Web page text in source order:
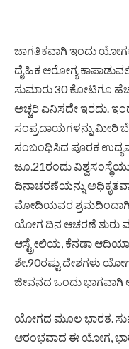
ಜಾಗತಿಕವಾಗಿ ಇಂದು
ದೈಹಿಕ ಆರೋಗ್ಯ
ಸುಮಾರು 30 ಕೋಟಿಗೂ
ಅಚ್ಚರಿ ಎನಿಸದೇ ಇರದು.
ಸಂಪ್ರದಾಯಗಳನ್ನು ಮೀರಿ
ಸಂಬಂಧಿಸಿದ ಪೂರಕ
ಜೂ.21ರಂದು
ದಿನಾಚರಣೆಯನ್ನು
ಮೋದಿಯವರ ಶ್ರಮದಿಂದಾಗಿ
ಯೋಗ ದಿನ ಆಚರಣೆ ಶುರು
ಆಸ್ಟ್ರೇಲಿಯ, ಕೆನಡಾ
ಶೇ.90ರಷ್ಟು ದೇಶಗಳು
ಜೀವನದ ಒಂದು ಭಾಗವಾಗಿ
ಯೋಗದ ಮೂಲ ಭಾರತ.
ಆರಂಭವಾದ ಈ ಯೋಗ,